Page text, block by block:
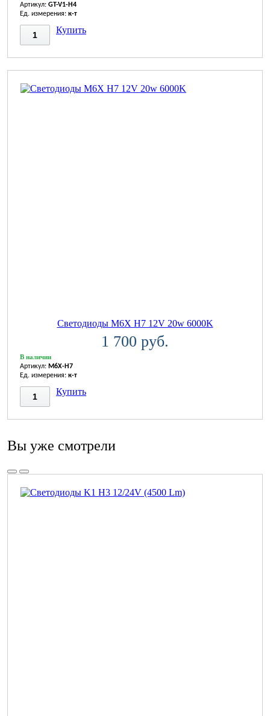
Артикул: GT-V1-H4
Ед. измерения: к-т
Купить
Светодиоды M6X H7 12V 20w 6000K
1 700 руб.
В наличии
Артикул: M6X-H7
Ед. измерения: к-т
Купить
Вы уже смотрели